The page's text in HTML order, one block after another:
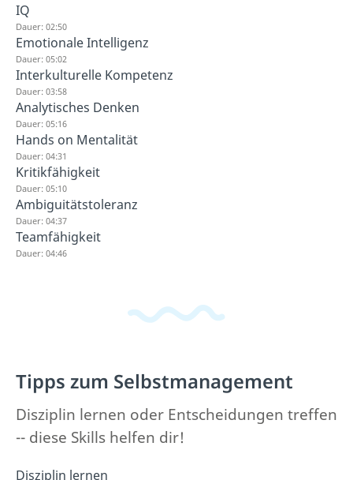
IQ
Dauer: 02:50
Emotionale Intelligenz
Dauer: 05:02
Interkulturelle Kompetenz
Dauer: 03:58
Analytisches Denken
Dauer: 05:16
Hands on Mentalität
Dauer: 04:31
Kritikfähigkeit
Dauer: 05:10
Ambiguitätstoleranz
Dauer: 04:37
Teamfähigkeit
Dauer: 04:46
Tipps zum Selbstmanagement
Disziplin lernen oder Entscheidungen treffen
-- diese Skills helfen dir!
Disziplin lernen